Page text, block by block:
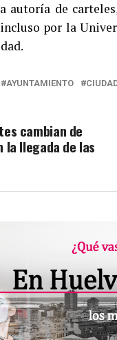
autoría de
por la
AYUNTAMIENTO
cambian de
la llegada de las